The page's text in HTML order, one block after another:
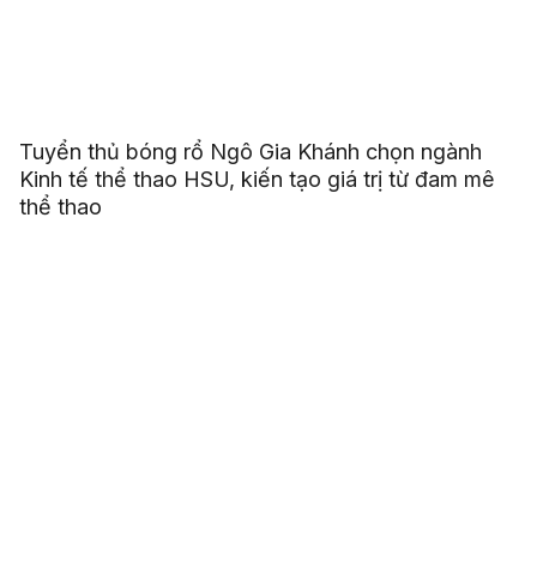
Tuyển thủ bóng rổ Ngô Gia Khánh chọn ngành
Kinh tế thể thao HSU, kiến tạo giá trị từ đam mê
thể thao